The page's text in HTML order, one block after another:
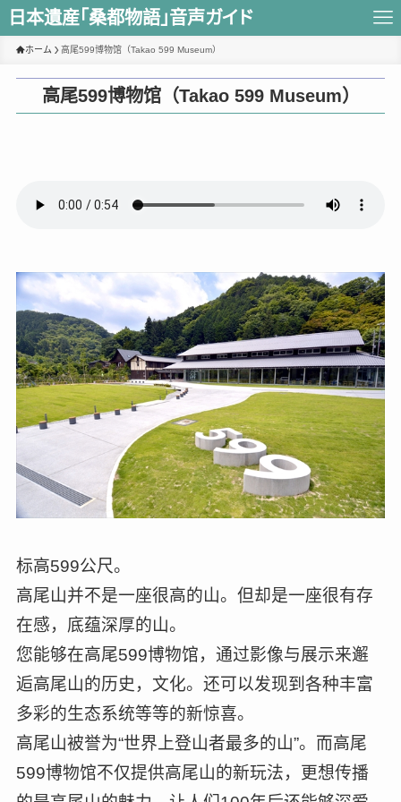
日本遺産｢桑都物語｣音声ガイド
ホーム 高尾599博物馆（Takao 599 Museum）
高尾599博物馆（Takao 599 Museum）
标高599公尺。
高尾山并不是一座很高的山。但却是一座很有存
在感，底蕴深厚的山。
您能够在高尾599博物馆，通过影像与展示来邂
逅高尾山的历史，文化。还可以发现到各种丰富
多彩的生态系统等等的新惊喜。
高尾山被誉为“世界上登山者最多的山”。而高尾
599博物馆不仅提供高尾山的新玩法，更想传播